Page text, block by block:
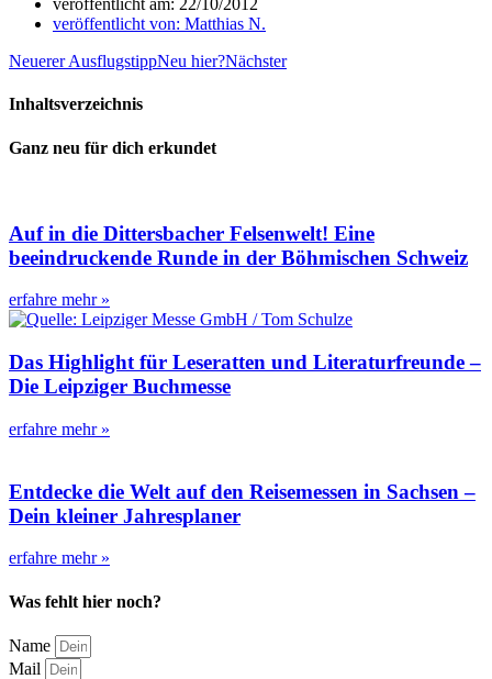
veröffentlicht am: 22/10/2012
veröffentlicht von: Matthias N.
Neuerer AusflugstippNeu hier?Nächster
Inhaltsverzeichnis
Ganz neu für dich erkundet
Auf in die Dittersbacher Felsenwelt! Eine
beeindruckende Runde in der Böhmischen Schweiz
erfahre mehr »
Das Highlight für Leseratten und Literaturfreunde –
Die Leipziger Buchmesse
erfahre mehr »
Entdecke die Welt auf den Reisemessen in Sachsen –
Dein kleiner Jahresplaner
erfahre mehr »
Was fehlt hier noch?
Name
Mail